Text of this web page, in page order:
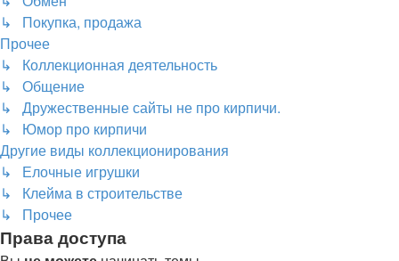
↳ Покупка, продажа
Прочее
↳ Коллекционная деятельность
↳ Общение
↳ Дружественные сайты не про кирпичи.
↳ Юмор про кирпичи
Другие виды коллекционирования
↳ Елочные игрушки
↳ Клейма в строительстве
↳ Прочее
Права доступа